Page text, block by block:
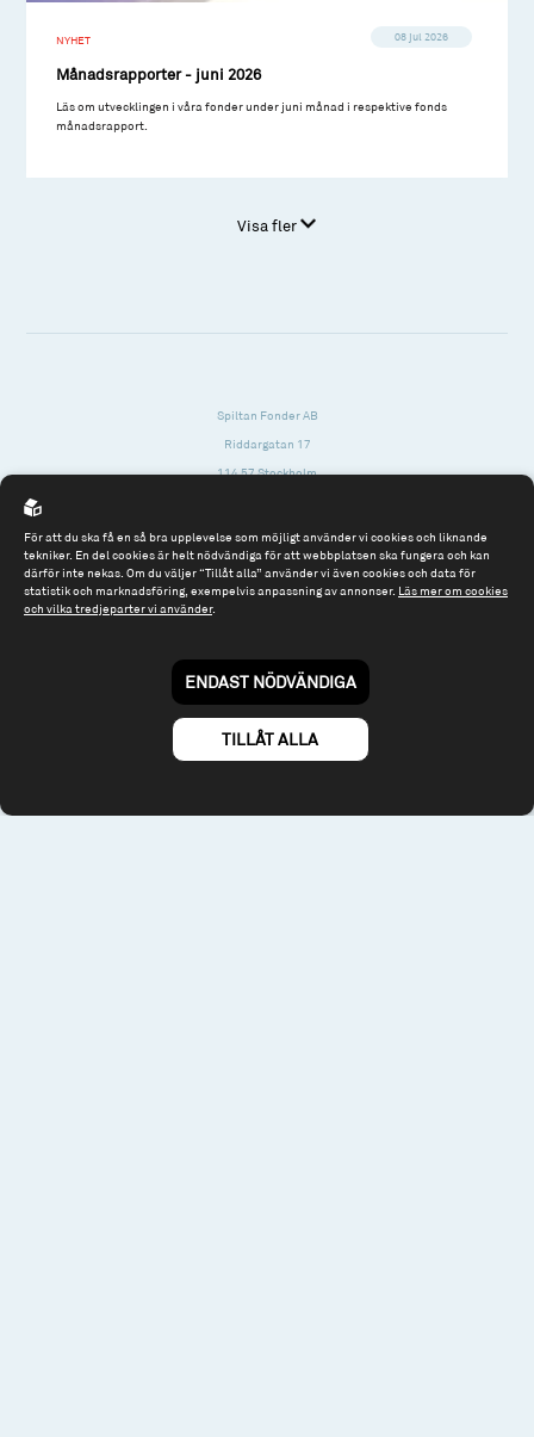
NYHET 08 jul 2026
Månadsrapporter - juni 2026
Läs om utvecklingen i våra fonder under juni månad i respektive fonds
månadsrapport.
Visa fler
Spiltan Fonder AB
Riddargatan 17
114 57 Stockholm
Tel: 08 - 545 813 40
fonder@spiltanfonder.se
Till spiltan.se
© 2026 - Spiltan Fonder AB
By Sphinxly
För att du ska få en så bra upplevelse som möjligt använder vi cookies och liknande
tekniker. En del cookies är helt nödvändiga för att webbplatsen ska fungera och kan
därför inte nekas. Om du väljer “Tillåt alla” använder vi även cookies och data för
statistik och marknadsföring, exempelvis anpassning av annonser. Läs mer om cookies
och vilka tredjeparter vi använder.
ENDAST NÖDVÄNDIGA
TILLÅT ALLA